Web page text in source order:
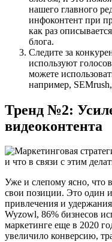
нашего главного
инфоконтент при
как раз
блога.
Следите за
используют
можете
например,
Тренд №2:
видеоконтента
Уже и слепому ясно, что
свои позиции. Это один
привлечения и
Wyzowl, 86% бизнесов
маркетинге еще в 2020
увеличило конверсию,